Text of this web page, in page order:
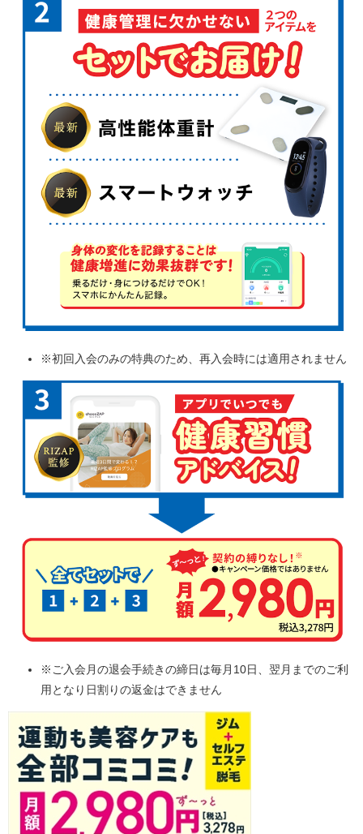
※初回入会のみの特典のため、再入会時には適用されません
※ご入会月の退会手続きの締日は毎月10日、翌月までのご利
用となり日割りの返金はできません